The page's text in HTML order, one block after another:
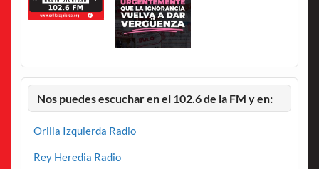
Nos puedes escuchar en el 102.6 de la FM y en:
Orilla Izquierda Radio
Rey Heredia Radio